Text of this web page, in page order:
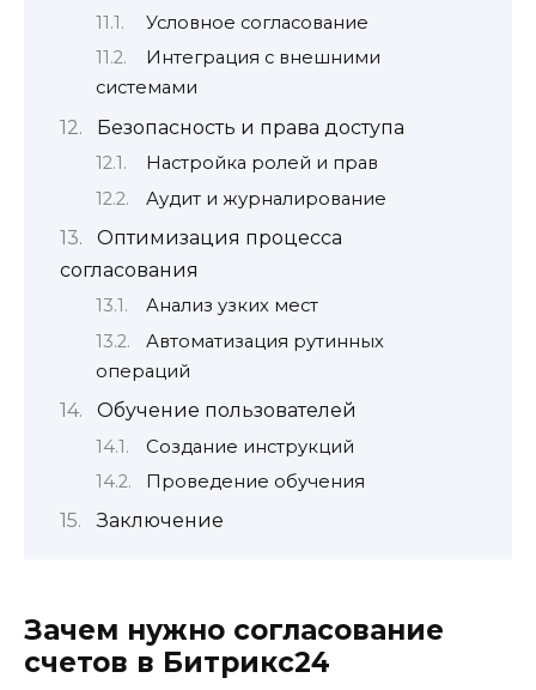
Условное согласование
Интеграция с внешними
системами
Безопасность и права доступа
Настройка ролей и прав
Аудит и журналирование
Оптимизация процесса
согласования
Анализ узких мест
Автоматизация рутинных
операций
Обучение пользователей
Создание инструкций
Проведение обучения
Заключение
Зачем нужно согласование
счетов в Битрикс24